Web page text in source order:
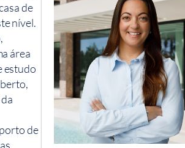
de
nível.
área
estudo
de